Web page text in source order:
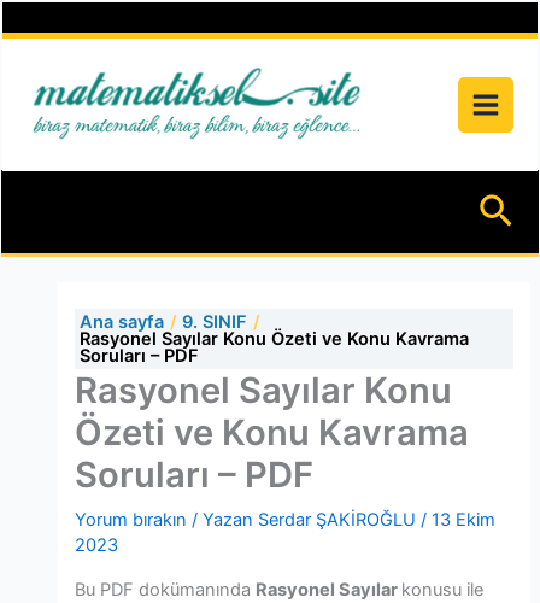
atla
Ana sayfa 9. SINIF
Rasyonel Sayılar Konu Özeti ve Konu Kavrama
Soruları – PDF
Rasyonel Sayılar Konu
Özeti ve Konu Kavrama
Soruları – PDF
Yorum bırakın / Yazan Serdar ŞAKİROĞLU/13 Ekim
2023
Bu PDF dokümanında Rasyonel Sayılar konusu ile